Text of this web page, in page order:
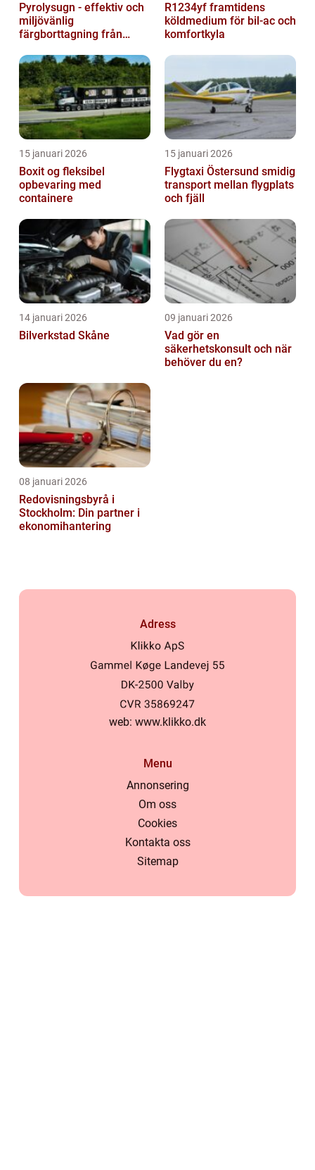
Pyrolysugn - effektiv och
miljövänlig
färgborttagning från
R1234yf framtidens
köldmedium för bil-ac och
komfortkyla
15 januari 2026
Boxit og fleksibel
opbevaring med
containere
15 januari 2026
Flygtaxi Östersund smidig
transport mellan flygplats
och fjäll
14 januari 2026
Bilverkstad Skåne
09 januari 2026
Vad gör en
säkerhetskonsult och när
behöver du en?
08 januari 2026
Redovisningsbyrå i
Stockholm: Din partner i
ekonomihantering
Adress
web: www.klikko.dk
Menu
Annonsering
Om oss
Cookies
Kontakta oss
Sitemap